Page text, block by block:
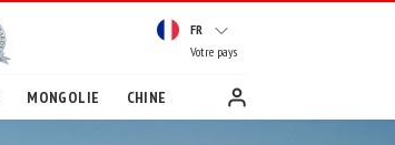
FR
Votre pays
MONGOLIE CHINE